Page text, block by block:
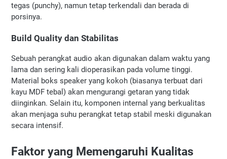
tegas (punchy), namun tetap terkendali dan berada di
porsinya.
Build Quality dan Stabilitas
Sebuah perangkat audio akan digunakan dalam waktu yang
lama dan sering kali dioperasikan pada volume tinggi.
Material boks speaker yang kokoh (biasanya terbuat dari
kayu MDF tebal) akan mengurangi getaran yang tidak
diinginkan. Selain itu, komponen internal yang berkualitas
akan menjaga suhu perangkat tetap stabil meski digunakan
secara intensif.
Faktor yang Memengaruhi Kualitas